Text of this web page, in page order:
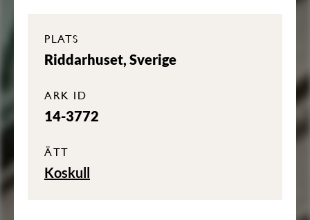
PLATS
Riddarhuset, Sverige
ARK ID
14-3772
ÄTT
Koskull